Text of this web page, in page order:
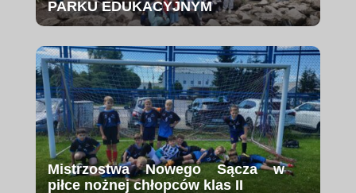
PARKU EDUKACYJNYM
Mistrzostwa Nowego Sącza w
piłce nożnej chłopców klas II